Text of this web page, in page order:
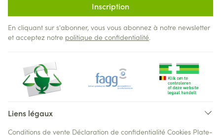
Inscription
En cliquant sur s'abonner, vous vous abonnez à notre newsletter
et acceptez notre politique de confidentialité.
Liens légaux
Conditions de vente Déclaration de confidentialité Cookies Plate-